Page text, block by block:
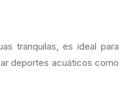
tranquilas, es ideal para
deportes acuáticos como